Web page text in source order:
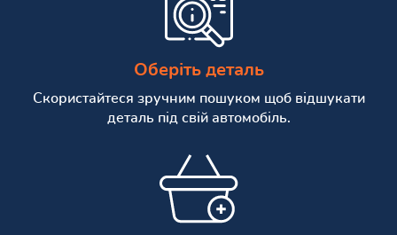
Оберіть деталь
Скористайтеся зручним пошуком щоб відшукати
деталь під свій автомобіль.